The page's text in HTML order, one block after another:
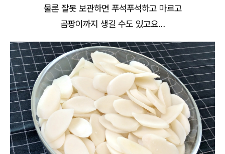
물론 잘못 보관하면 푸석푸석하고 마르고
곰팡이까지 생길 수도 있고요…